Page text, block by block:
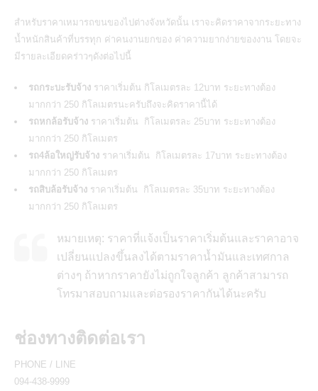
สำหรับราคาเหมารถขนของไปต่างจังหวัดนั้น เราจะคิดราคาจากระยะทาง
น้ำหนักสินค้าที่บรรทุก ค่าคนงานยกของ ค่าความยากง่ายของงาน โดยจะ
มีรายละเอียดคร่าวๆดังต่อไปนี้
รถกระบะรับจ้าง ราคาเริ่มต้น กิโลเมตรละ 12บาท ระยะทางต้อง
มากกว่า 250 กิโลเมตรนะครับถึงจะคิดราคานี้ได้
รถหกล้อรับจ้าง ราคาเริ่มต้น กิโลเมตรละ 25บาท ระยะทางต้อง
มากกว่า 250 กิโลเมตร
รถ4ล้อใหญ่รับจ้าง ราคาเริ่มต้น กิโลเมตรละ 17บาท ระยะทางต้อง
มากกว่า 250 กิโลเมตร
รถสิบล้อรับจ้าง ราคาเริ่มต้น กิโลเมตรละ 35บาท ระยะทางต้อง
มากกว่า 250 กิโลเมตร
หมายเหตุ: ราคาที่แจ้งเป็นราคาเริ่มต้นและราคาอาจ
เปลี่ยนแปลงขึ้นลงได้ตามราคาน้ำมันและเทศกาล
ต่างๆ ถ้าหากราคายังไม่ถูกใจลูกค้า ลูกค้าสามารถ
โทรมาสอบถามและต่อรองราคากันได้นะครับ
ช่องทางติดต่อเรา
PHONE / LINE
094-438-9999